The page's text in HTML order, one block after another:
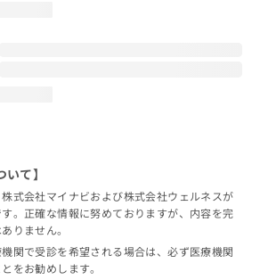
て】
式会社マイナビおよび株式会社ウェルネスが
。正確な情報に努めておりますが、内容を完
りません。
関で受診を希望される場合は、必ず医療機関
をお勧めします。